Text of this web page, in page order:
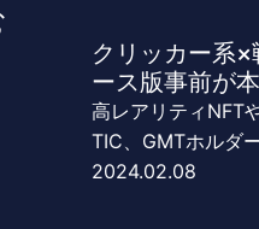
クリッカー系
ース版事前が
高レアリティNFT
TIC、GMTホルダ
2024.02.08